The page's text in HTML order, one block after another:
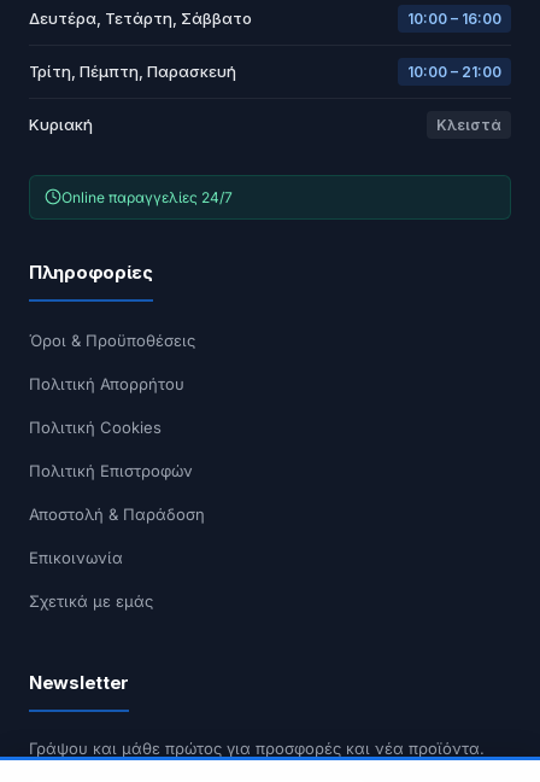
Δευτέρα, Τετάρτη, Σάββατο 10:00 – 16:00
Τρίτη, Πέμπτη, Παρασκευή 10:00 – 21:00
Κυριακή Κλειστά
Online παραγγελίες 24/7
Πληροφορίες
Όροι & Προϋποθέσεις
Πολιτική Απορρήτου
Πολιτική Cookies
Πολιτική Επιστροφών
Αποστολή & Παράδοση
Επικοινωνία
Σχετικά με εμάς
Newsletter
Γράψου και μάθε πρώτος για προσφορές και νέα προϊόντα.